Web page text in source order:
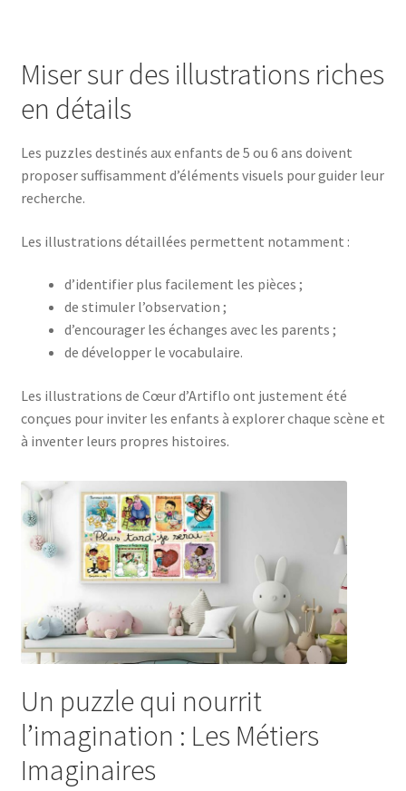
Miser sur des illustrations riches
en détails
Les puzzles destinés aux enfants de 5 ou 6 ans doivent
proposer suffisamment d’éléments visuels pour guider leur
recherche.
Les illustrations détaillées permettent notamment :
d’identifier plus facilement les pièces ;
de stimuler l’observation ;
d’encourager les échanges avec les parents ;
de développer le vocabulaire.
Les illustrations de Cœur d’Artiflo ont justement été
conçues pour inviter les enfants à explorer chaque scène et
à inventer leurs propres histoires.
Un puzzle qui nourrit
l’imagination : Les Métiers
Imaginaires